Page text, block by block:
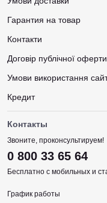
Гарантия на товар
Контакти
Договір публічної оферти
Умови використання
Кредит
Контакты
Звоните, проконсультируем!
0 800 33 65 64
Бесплатно с мобильных и
График работы